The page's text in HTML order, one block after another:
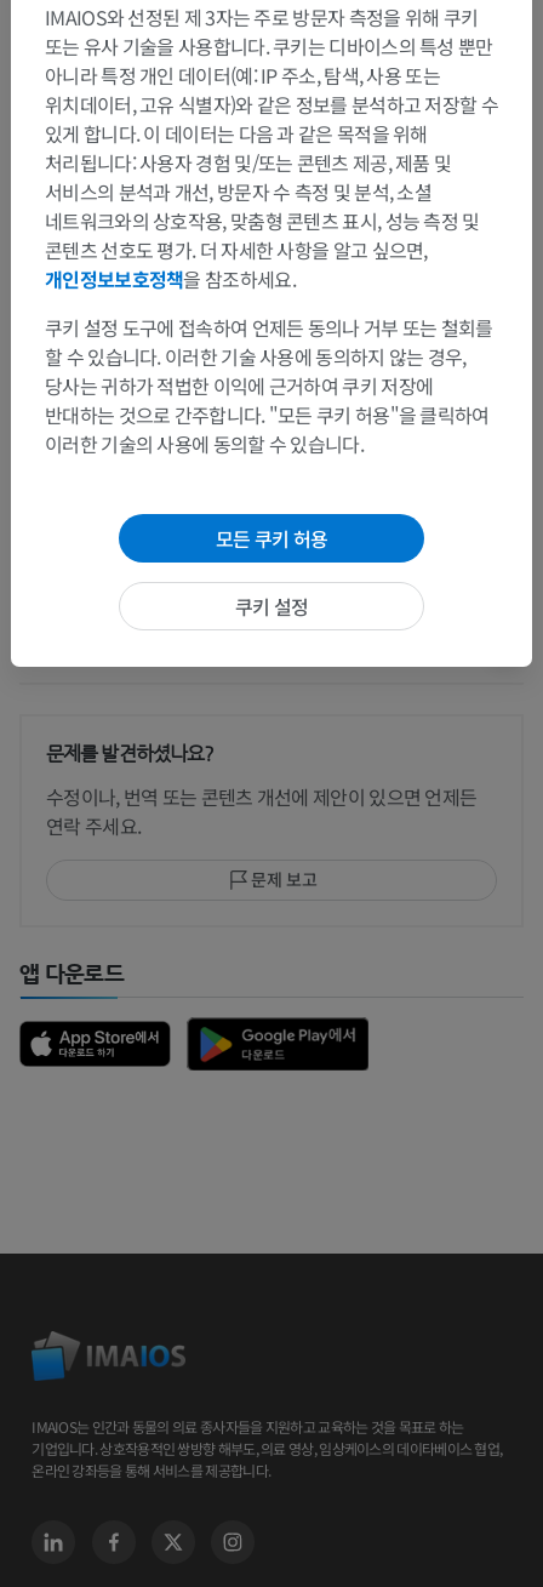
해부학적 계층
인체 해부학 1
계통해부학> 신경계통> 중추신경계통> 뇌>
끝뇌; 종뇌; 대뇌
하위 구조:
일반용어
대뇌반구
브로드만영역
앞뇌바닥
문제를 발견하셨나요?
수정이나, 번역 또는 콘텐츠 개선에 제안이 있으면 언제든
연락 주세요.
문제 보고
앱 다운로드
IMAIOS는 인간과 동물의 의료 종사자들을 지원하고 교육하는 것을 목표로 하는
기업입니다. 상호작용적인 쌍방향 해부도, 의료 영상, 임상케이스의 데이타베이스 협업,
온라인 강좌등을 통해 서비스를 제공합니다.
IMAIOS와 선정된 제 3자는 주로 방문자 측정을 위해 쿠키
또는 유사 기술을 사용합니다. 쿠키는 디바이스의 특성 뿐만
아니라 특정 개인 데이터(예: IP 주소, 탐색, 사용 또는
위치데이터, 고유 식별자)와 같은 정보를 분석하고 저장할 수
있게 합니다. 이 데이터는 다음 과 같은 목적을 위해
처리됩니다: 사용자 경험 및/또는 콘텐츠 제공, 제품 및
서비스의 분석과 개선, 방문자 수 측정 및 분석, 소셜
네트워크와의 상호작용, 맞춤형 콘텐츠 표시, 성능 측정 및
콘텐츠 선호도 평가. 더 자세한 사항을 알고 싶으면,
개인정보보호정책을 참조하세요.
쿠키 설정 도구에 접속하여 언제든 동의나 거부 또는 철회를
할 수 있습니다. 이러한 기술 사용에 동의하지 않는 경우,
당사는 귀하가 적법한 이익에 근거하여 쿠키 저장에
반대하는 것으로 간주합니다. "모든 쿠키 허용"을 클릭하여
이러한 기술의 사용에 동의할 수 있습니다.
모든 쿠키 허용
쿠키 설정